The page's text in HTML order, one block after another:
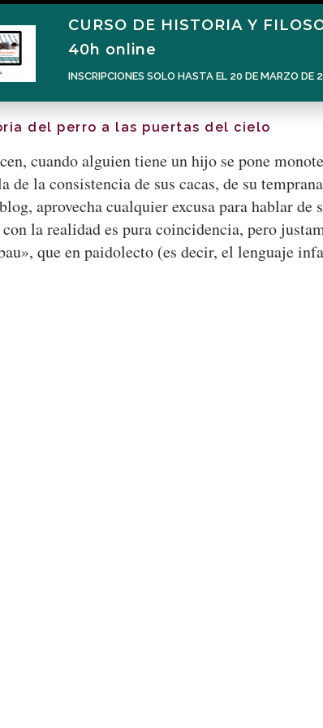
del perro a las puertas del cielo
cuando alguien tiene un hijo se pone
de la consistencia de sus cacas, de su
aprovecha cualquier excusa para hablar
la realidad es pura coincidencia, pero
que en paidolecto (es decir, el lenguaje
CURSO DE HISTORIA Y
40h online
INSCRIPCIONES SOLO HASTA EL 20 DE MARZO DE